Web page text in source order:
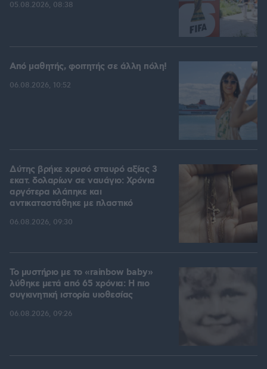
05.08.2026, 08:38
Από μαθητής, φοιτητής σε άλλη πόλη!
06.08.2026, 10:52
Δύτης βρήκε χρυσό σταυρό αξίας 3
εκατ. δολαρίων σε ναυάγιο: Χρόνια
αργότερα κλάπηκε και
αντικαταστάθηκε με πλαστικό
06.08.2026, 09:30
Το μυστήριο με το «rainbow baby»
λύθηκε μετά από 65 χρόνια: Η πιο
συγκινητική ιστορία υιοθεσίας
06.08.2026, 09:26